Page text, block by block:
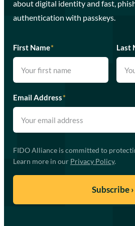
about digital identity and fast,
authentication with passkeys.
First Name* Last
Email Address*
FIDO Alliance is committed to
Learn more in our Privacy Policy.